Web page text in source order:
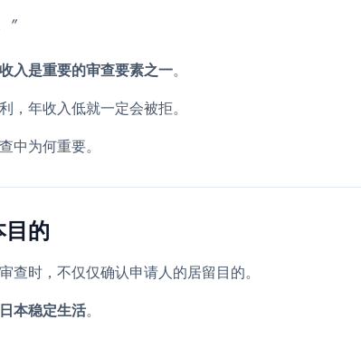
”
收入是重要的审查要素之一。
，年收入低就一定会被拒。
中为何重要。
目的
查时，不仅仅确认申请人的居留目的。
本稳定生活。